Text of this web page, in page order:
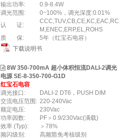
输出功率:
0.9-8.4W
调光范围:
0~100%，调光深度:0.01%
认 证:
CCC,TUV,CB,CE,KC,EAC,RC
M,ENEC,ERP,EL,ROHS
质 保:
5年（红宝石电容）
下载说明书
8W 350-700mA 超小体积恒流DALI-2调光
电源 SE-8-350-700-G1D
红宝石电容
调光接口:
DALI-2 DT6，PUSH DIM
交流电压范围: 220-240Vac
额定电压:
230Vac
功率因数:
PF＞0.9/230Vac(满载)
效率 (Typ):
＞78%
频闪级别:
高频豁免考核级别